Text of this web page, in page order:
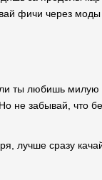
фичи через моды
ты любишь милую
не забывай, что
лучше сразу